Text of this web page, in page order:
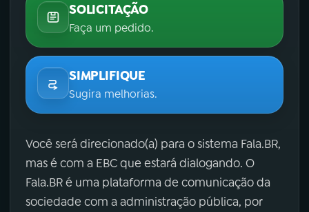
SOLICITAÇÃO
Faça um pedido.
SIMPLIFIQUE
Sugira melhorias.
Você será direcionado(a) para o sistema Fala.BR,
mas é com a EBC que estará dialogando. O
Fala.BR é uma plataforma de comunicação da
sociedade com a administração pública, por